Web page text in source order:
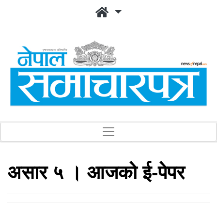
असार ५ । आजको ई-पेपर